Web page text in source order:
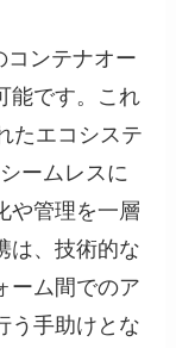
コンテナオー
能です。これ
たエコシステ
ームレスに
や管理を一層
は、技術的な
ーム間でのア
う手助けとな